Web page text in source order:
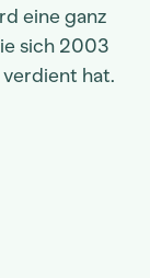
eine ganz
sich 2003
hat.